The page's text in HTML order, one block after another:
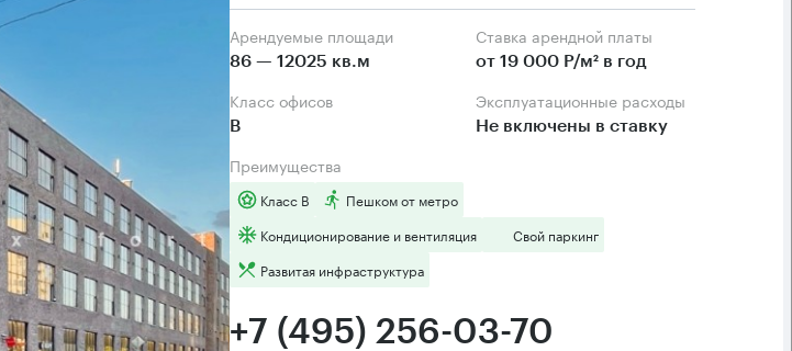
Арендуемые площади
86 — 12025 кв.м
Ставка арендной платы
от 19 000 Р/м² в год
Класс офисов
B
Эксплуатационные расходы
Не включены в ставку
Преимущества
Класс B
Пешком от метро
Кондиционирование и вентиляция
Свой паркинг
Развитая инфраструктура
+7 (495) 256-03-70